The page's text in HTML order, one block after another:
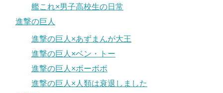
艦これ×男子高校生の日常
進撃の巨人
進撃の巨人×あずまんが大王
進撃の巨人×ベン・トー
進撃の巨人×ボーボボ
進撃の巨人×人類は衰退しました